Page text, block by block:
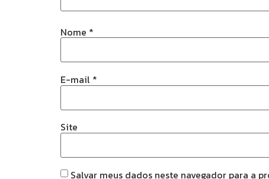
Nome *
E-mail *
Site
Salvar meus dados neste navegador para a